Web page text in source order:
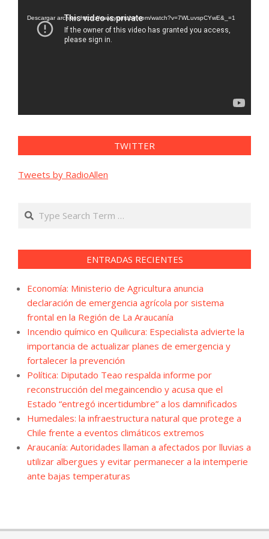
vídeo
Descargar archivo: https://www.youtube.com/watch?v=7WLuvspCYwE&_=1
TWITTER
Tweets by RadioAllen
Search
ENTRADAS RECIENTES
Economía: Ministerio de Agricultura anuncia
declaración de emergencia agrícola por sistema
frontal en la Región de La Araucanía
Incendio químico en Quilicura: Especialista advierte la
importancia de actualizar planes de emergencia y
fortalecer la prevención
Política: Diputado Teao respalda informe por
reconstrucción del megaincendio y acusa que el
Estado “entregó incertidumbre” a los damnificados
Humedales: la infraestructura natural que protege a
Chile frente a eventos climáticos extremos
Araucanía: Autoridades llaman a afectados por lluvias a
utilizar albergues y evitar permanecer a la intemperie
ante bajas temperaturas